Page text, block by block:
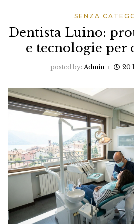
SENZA
Dentista Luino:
e tecnologie per
posted by: Admin 20